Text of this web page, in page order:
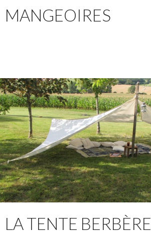
MANGEOIRES
LA TENTE BERBÈRE